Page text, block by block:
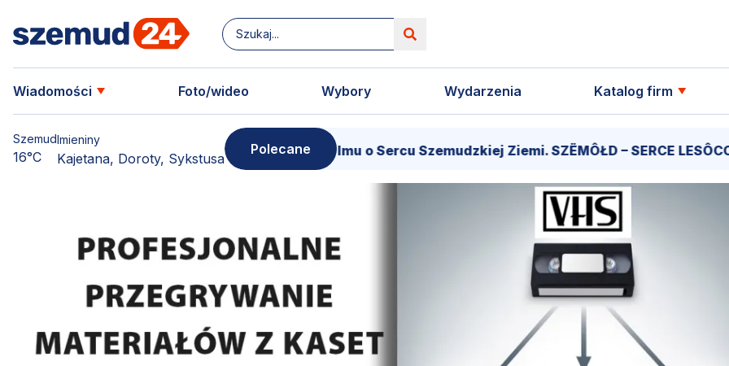
Wiadomości Foto/wideo Wybory Wydarzenia Katalog firm
Szemud
16°C
Imieniny
Kajetana, Doroty, Sykstusa
Polecane
kopię! 15 marca - Premiera filmu o Sercu Szemudzkiej Ziemi. SZËMÔŁD – SERCE LESÔCCZI KRÔJNË